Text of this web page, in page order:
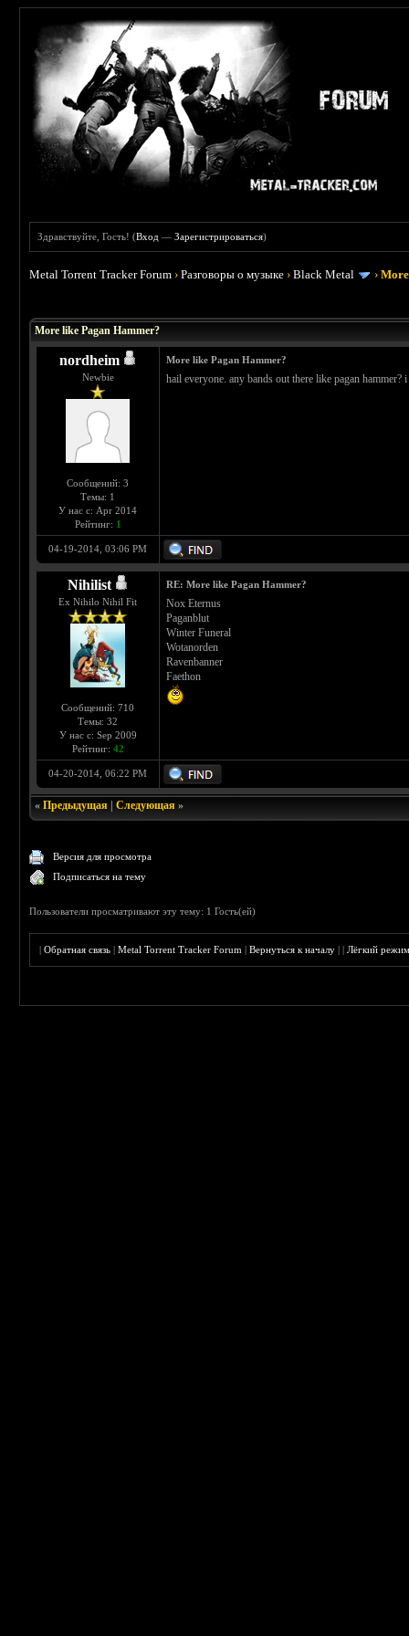
Здравствуйте, Гость! (Вход —Зарегистрироваться)
Metal Torrent Tracker Forum ›Разговоры о музыке ›Black Metal ›
More like Pagan Hammer?
nordheim
Newbie
Сообщений: 3
Темы: 1
У нас с: Apr 2014
Рейтинг: 1
More like Pagan Hammer?
hail everyone. any bands out there like pagan
04-19-2014, 03:06 PM
Nihilist
Ex Nihilo Nihil Fit
Сообщений: 710
Темы: 32
У нас с: Sep 2009
Рейтинг: 42
RE: More like Pagan Hammer?
Nox Eternus
Paganblut
Winter Funeral
Wotanorden
Ravenbanner
Faethon
04-20-2014, 06:22 PM
«Предыдущая |Следующая »
Версия для просмотра
Подписаться на тему
Пользователи просматривают эту тему: 1 Гость(ей)
|Обратная связь |Metal Torrent Tracker Forum |Вернуться к началу ||Лёгкий